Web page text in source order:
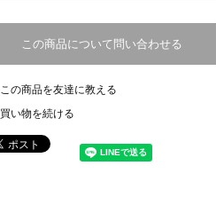
この商品について問い合わせる
この商品を友達に教える
買い物を続ける